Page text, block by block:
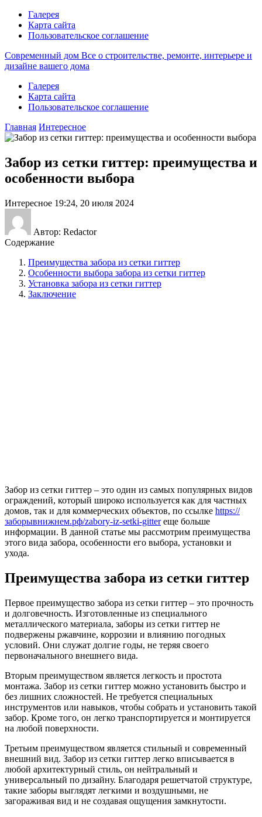
Галерея
Карта сайта
Пользовательское соглашение
Современный дом Все о строительстве, ремонте, интерьере и
дизайне вашего дома
Галерея
Карта сайта
Пользовательское соглашение
Главная Интересное
Забор из сетки гиттер: преимущества и
особенности выбора
Интересное 19:24, 20 июля 2024
Автор: Redactor
Содержание
Преимущества забора из сетки гиттер
Особенности выбора забора из сетки гиттер
Установка забора из сетки гиттер
Заключение
Забор из сетки гиттер – это один из самых популярных видов
ограждений, который широко используется как для частных
домов, так и для коммерческих объектов, по ссылке https://
заборывнижнем.рф/zabory-iz-setki-gitterеще больше
информации. В данной статье мы рассмотрим преимущества
этого вида забора, особенности его выбора, установки и
ухода.
Преимущества забора из сетки гиттер
Первое преимущество забора из сетки гиттер – это прочность
и долговечность. Изготовленные из специального
металлического материала, заборы из сетки гиттер не
подвержены ржавчине, коррозии и влиянию погодных
условий. Они служат долгие годы, не теряя своего
первоначального внешнего вида.
Вторым преимуществом является легкость и простота
монтажа. Забор из сетки гиттер можно установить быстро и
без лишних сложностей. Не требуется специальных
инструментов или навыков, чтобы собрать и установить такой
забор. Кроме того, он легко транспортируется и монтируется
на любой поверхности.
Третьим преимуществом является стильный и современный
внешний вид. Забор из сетки гиттер легко вписывается в
любой архитектурный стиль, он нейтральный и
универсальный по дизайну. Благодаря решетчатой структуре,
такие заборы выглядят легкими и воздушными, не
загораживая вид и не создавая ощущения замкнутости.